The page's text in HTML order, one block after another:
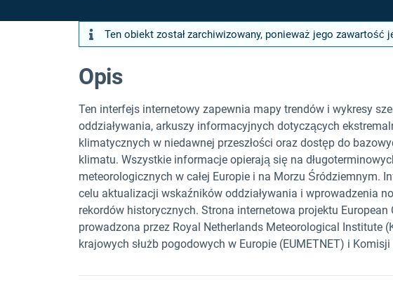
Ten obiekt został zarchiwizowany, ponieważ jego
Opis
Ten interfejs internetowy zapewnia mapy trendów i wykresy
oddziaływania, arkuszy informacyjnych dotyczących
klimatycznych w niedawnej przeszłości oraz dostęp do
klimatu. Wszystkie informacje opierają się na
meteorologicznych w całej Europie i na Morzu Śródziemnym.
celu aktualizacji wskaźników oddziaływania i wprowadzenia
rekordów historycznych. Strona internetowa projektu
prowadzona przez Royal Netherlands Meteorological Institute
krajowych służb pogodowych w Europie (EUMETNET) i Komisji